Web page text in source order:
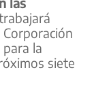
Corporación
para la
siete